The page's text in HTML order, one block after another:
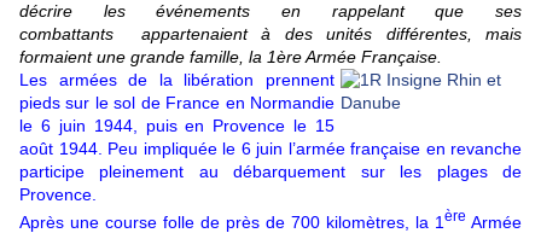
décrire les événements en rappelant que ses
combattants appartenaient à des unités différentes, mais
formaient une grande famille, la 1ère Armée Française
Les armées de la libération prennent
pieds sur le sol de France en Normandie
le 6 juin 1944, puis en Provence le 15
août 1944. Peu impliquée le 6 juin l’armée française en revanche
participe pleinement au débarquement sur les plages de
Provence.
Après une course folle de près de 700 kilomètres, la 1 ère Armée